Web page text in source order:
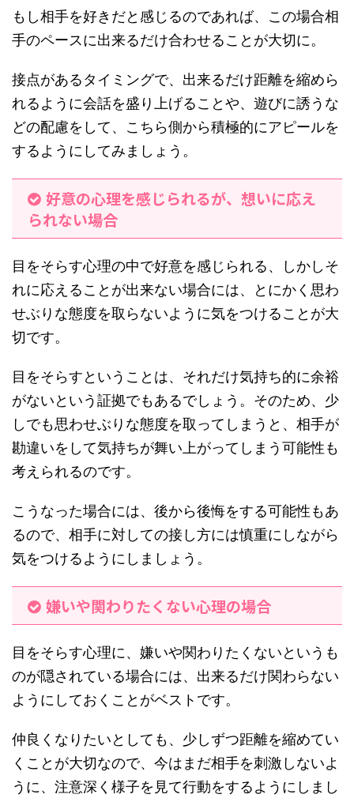
もし相手を好きだと感じるのであれば、この場合相
手のペースに出来るだけ合わせることが大切に。
接点があるタイミングで、出来るだけ距離を縮めら
れるように会話を盛り上げることや、遊びに誘うな
どの配慮をして、こちら側から積極的にアピールを
するようにしてみましょう。
好意の心理を感じられるが、想いに応え
られない場合
目をそらす心理の中で好意を感じられる、しかしそ
れに応えることが出来ない場合には、とにかく思わ
せぶりな態度を取らないように気をつけることが大
切です。
目をそらすということは、それだけ気持ち的に余裕
がないという証拠でもあるでしょう。そのため、少
しでも思わせぶりな態度を取ってしまうと、相手が
勘違いをして気持ちが舞い上がってしまう可能性も
考えられるのです。
こうなった場合には、後から後悔をする可能性もあ
るので、相手に対しての接し方には慎重にしながら
気をつけるようにしましょう。
嫌いや関わりたくない心理の場合
目をそらす心理に、嫌いや関わりたくないというも
のが隠されている場合には、出来るだけ関わらない
ようにしておくことがベストです。
仲良くなりたいとしても、少しずつ距離を縮めてい
くことが大切なので、今はまだ相手を刺激しないよ
うに、注意深く様子を見て行動をするようにしまし